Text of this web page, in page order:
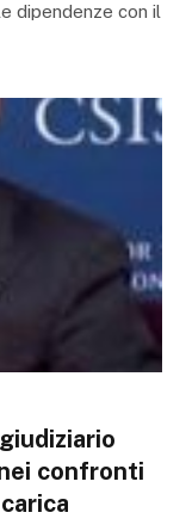
dipendenze con il
confronti